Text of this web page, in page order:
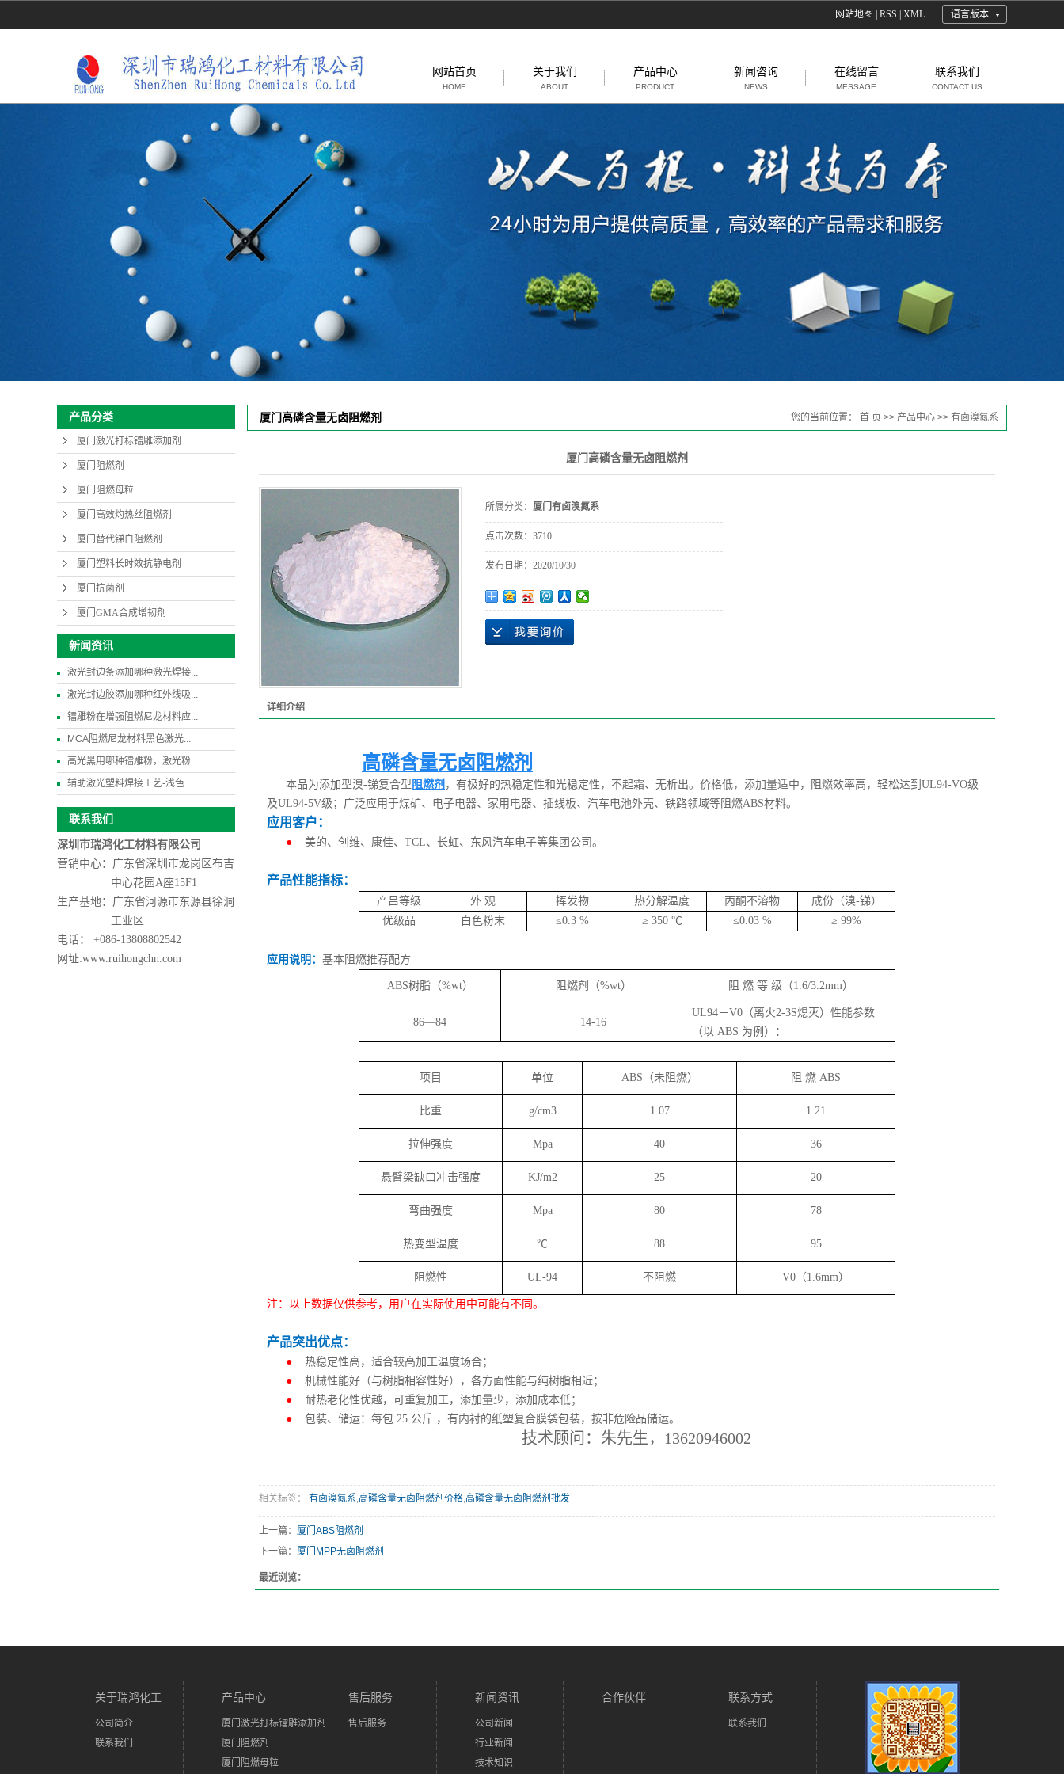
网站地图 RSS XML 语言版本
网站首页
HOME
关于我们
ABOUT
产品中心
PRODUCT
厦门阻燃母粒
厦门高效灼热丝阻燃
剂 厦门替代锑白阻燃剂
厦门抗菌剂
厦门GMA合成增韧
新闻咨询
NEWS
在线留言
MESSAGE
联系我们
CONTACT US
产品分类
厦门激光打标镭雕添加剂
厦门阻燃剂
厦门阻燃母粒
厦门高效灼热丝阻燃剂
厦门替代锑白阻燃剂
厦门塑料长时效抗静电剂
厦门抗菌剂
厦门GMA合成增韧剂
新闻资讯
激光封边条添加哪种激光焊接...
激光封边胶添加哪种红外线吸...
镭雕粉在增强阻燃尼龙材料应...
MCA阻燃尼龙材料黑色激光...
高光黑用哪种镭雕粉，激光粉
辅助激光塑料焊接工艺-浅色...
联系我们
深圳市瑞鸿化工材料有限公司
营销中心：广东省深圳市龙岗区布吉
中心花园A座15F1
生产基地：广东省河源市东源县徐洞
工业区
电话： +086-13808802542
网址:www.ruihongchn.com
厦门高磷含量无卤阻燃剂 您的当前位置： 首 页 >> 产品中心 >> 有卤溴氮系
厦门高磷含量无卤阻燃剂
所属分类： 厦门有卤溴氮系
点击次数： 3710
发布日期： 2020/10/30
详细介绍
高磷含量无卤阻燃剂
本品为添加型溴-锑复合型 阻燃剂 ，有极好的热稳定性和光稳定性，不起霜、无析出。价格低，添加量适中，阻燃效率高，轻松达到UL94-VO级
及UL94-5V级；广泛应用于煤矿、电子电器、家用电器、插线板、汽车电池外壳、铁路领域等阻燃ABS材料。
应用客户：
● 美的、创维、康佳、TCL、长虹、东风汽车电子等集团公司。
产品性能指标：
产吕等级 外 观 挥发物 热分解温度 丙酮不溶物
成份（溴-锑）
优级品
白色粉末 ≤0.3 % ≥ 350 ℃ ≤0.03 % ≥ 99%
应用说明： 基本阻燃推荐配方
ABS树脂（%wt） 阻燃剂（%wt） 阻 燃 等 级（1.6/3.2mm）
86—84 14-16
UL94－V0（离火2-3S熄灭）性能参数
（以 ABS 为例）：
项目 单位 ABS（未阻燃） 阻 燃 ABS
比重 g/cm3 1.07 1.21
拉伸强度 Mpa 40 36
悬臂梁缺口冲击强度 KJ/m2 25 20
弯曲强度 Mpa 80 78
热变型温度 ℃ 88 95
阻燃性 UL-94 不阻燃 V0（1.6mm）
注：以上数据仅供参考，用户在实际使用中可能有不同。
产品突出优点：
● 热稳定性高，适合较高加工温度场合；
● 机械性能好（与树脂相容性好），各方面性能与纯树脂相近；
● 耐热老化性优越，可重复加工，添加量少，添加成本低；
● 包装、储运：每包 25 公斤 ，有内衬的纸塑复合膜袋包装，按非危险品储运。
技术顾问：朱先生，13620946002
相关标签： 有卤溴氮系,高磷含量无卤阻燃剂价格,高磷含量无卤阻燃剂批发
上一篇： 厦门ABS阻燃剂
下一篇： 厦门MPP无卤阻燃剂
最近浏览：
关于瑞鸿化工
公司简介
联系我们
产品中心
厦门激光打标镭雕添加剂
厦门阻燃剂
厦门阻燃母粒
售后服务
售后服务
新闻资讯
公司新闻
行业新闻
技术知识
合作伙伴 联系方式
联系我们